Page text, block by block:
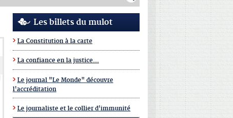
Les billets du mulot
La Constitution à la carte
La confiance en la justice...
Le journal "Le Monde" découvre
l'accréditation
Le journaliste et le collier d'immunité